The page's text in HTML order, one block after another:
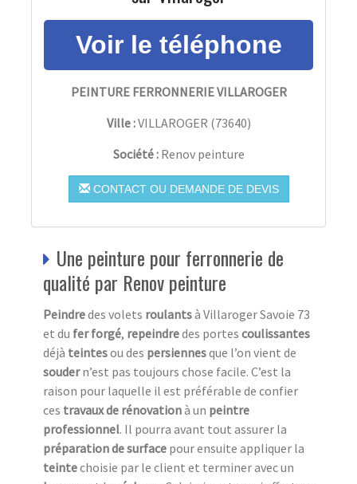
PEINTURE FERRONNERIE VILLAROGER
Ville :VILLAROGER (73640)
Société : Renov peinture
CONTACT OU DEMANDE DE DEVIS
Une peinture pour ferronnerie de
qualité par Renov peinture
Peindredes volets roulantsà Villaroger Savoie 73
et du fer forgé, repeindredes portes coulissantes
déjà teintesou des persiennesque l’on vient de
soudern’est pas toujours chose facile. C’est la
raison pour laquelle il est préférable de confier
ces travaux de rénovationà un peintre
professionnel. Il pourra avant tout assurer la
préparation de surface pour ensuite appliquer la
teintechoisie par le client et terminer avec un